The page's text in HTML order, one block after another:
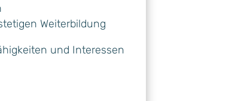
Weiterbildung
und Interessen